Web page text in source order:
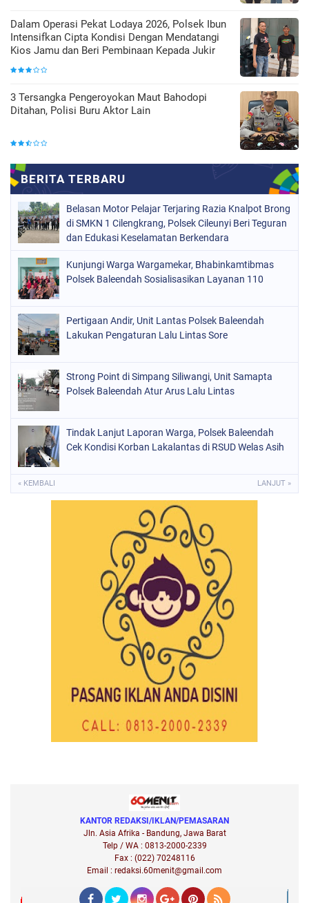
Dalam Operasi Pekat Lodaya 2026, Polsek Ibun
Intensifkan Cipta Kondisi Dengan Mendatangi
Kios Jamu dan Beri Pembinaan Kepada Jukir
3 Tersangka Pengeroyokan Maut Bahodopi
Ditahan, Polisi Buru Aktor Lain
Belasan Motor Pelajar Terjaring Razia Knalpot Brong
di SMKN 1 Cilengkrang, Polsek Cileunyi Beri Teguran
dan Edukasi Keselamatan Berkendara
Kunjungi Warga Wargamekar, Bhabinkamtibmas
Polsek Baleendah Sosialisasikan Layanan 110
Pertigaan Andir, Unit Lantas Polsek Baleendah
Lakukan Pengaturan Lalu Lintas Sore
Strong Point di Simpang Siliwangi, Unit Samapta
Polsek Baleendah Atur Arus Lalu Lintas
Tindak Lanjut Laporan Warga, Polsek Baleendah
Cek Kondisi Korban Lakalantas di RSUD Welas Asih
« KEMBALI LANJUT »
KANTOR REDAKSI/IKLAN/PEMASARAN
Jln. Asia Afrika - Bandung, Jawa Barat
Telp / WA : 0813-2000-2339
Fax : (022) 70248116
Email : redaksi.60menit@gmail.com